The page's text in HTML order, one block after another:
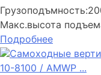
Грузоподъмность:
Макс.высота
Подробнее
Самоходные
10-8100 / AMWP ...